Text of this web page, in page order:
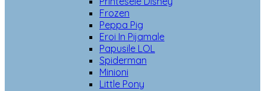
Frozen
Peppa Pig
Eroi In Pijamale
Papusile LOL
Spiderman
Minioni
Little Pony